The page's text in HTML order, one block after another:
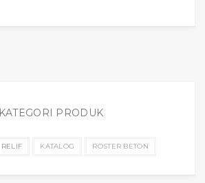
KATEGORI PRODUK
RELIF KATALOG ROSTER BETON